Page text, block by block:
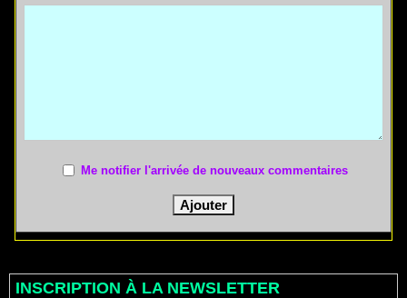
Me notifier l'arrivée de nouveaux commentaires
INSCRIPTION À LA NEWSLETTER